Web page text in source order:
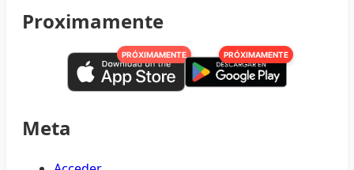
Proximamente
PRÓXIMAMENTE PRÓXIMAMENTE
Meta